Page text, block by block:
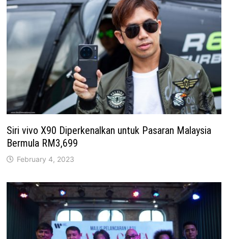
Siri vivo X90 Diperkenalkan untuk Pasaran Malaysia
Bermula RM3,699
February 4, 2023